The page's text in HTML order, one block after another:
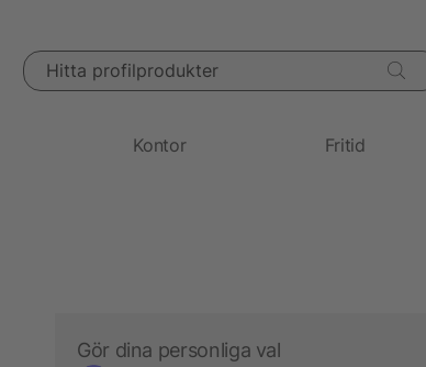
Hitta profilprodukter
Kontor Fritid
Gör dina personliga val